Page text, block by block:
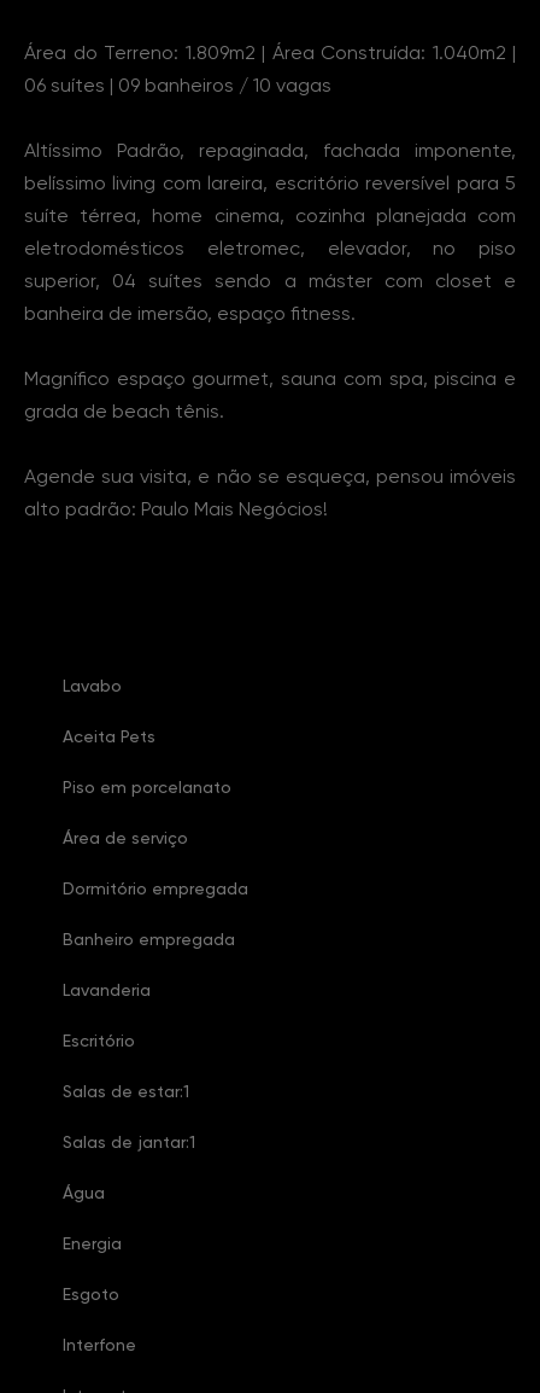
Área do Terreno: 1.809m2 | Área Construída: 1.040m2 |
06 suítes | 09 banheiros / 10 vagas
Altíssimo Padrão, repaginada, fachada imponente,
belíssimo living com lareira, escritório reversível para 5
suíte térrea, home cinema, cozinha planejada com
eletrodomésticos eletromec, elevador, no piso
superior, 04 suítes sendo a máster com closet e
banheira de imersão, espaço fitness.
Magnífico espaço gourmet, sauna com spa, piscina e
grada de beach tênis.
Agende sua visita, e não se esqueça, pensou imóveis
alto padrão: Paulo Mais Negócios!
Lavabo
Aceita Pets
Piso em porcelanato
Área de serviço
Dormitório empregada
Banheiro empregada
Lavanderia
Escritório
Salas de estar:1
Salas de jantar:1
Água
Energia
Esgoto
Interfone